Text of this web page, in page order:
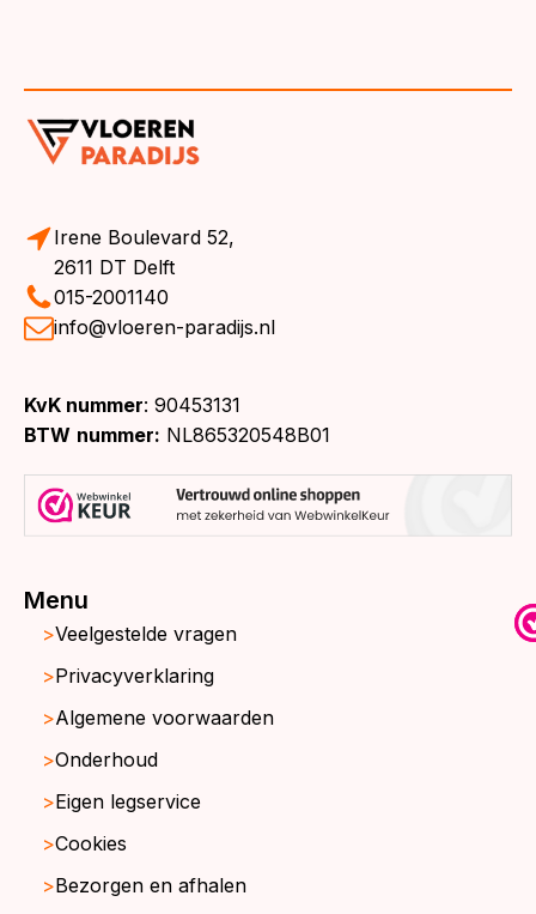
Irene Boulevard 52,
2611 DT Delft
015-2001140
info@vloeren-paradijs.nl
KvK nummer: 90453131
BTW nummer: NL865320548B01
Menu
Veelgestelde vragen
Privacyverklaring
Algemene voorwaarden
Onderhoud
Eigen legservice
Cookies
Bezorgen en afhalen